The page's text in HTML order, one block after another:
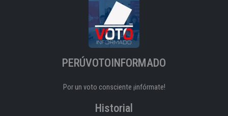
PERÚVOTOINFORMADO
Por un voto consciente ¡infórmate!
Historial